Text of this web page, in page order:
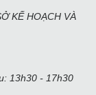
KẾ HOẠCH VÀ
13h30 - 17h30